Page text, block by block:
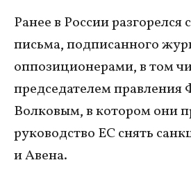
Ранее в России разгорелся
письма, подписанного
оппозиционерами, в том
председателем
Волковым, в котором они
руководство ЕС снять
и Авена.